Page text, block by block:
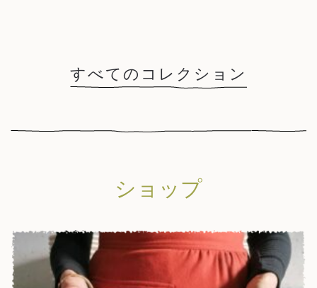
すべてのコレクション
ショップ